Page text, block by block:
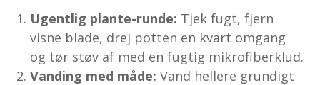
Ugentlig plante-runde: Tjek fugt, fjern
visne blade, drej potten en kvart omgang
og tør støv af med en fugtig mikrofiberklud.
Vanding med måde: Vand hellere grundigt